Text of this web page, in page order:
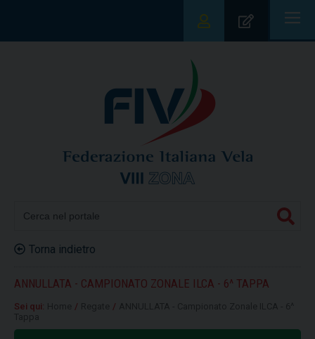
|||
Torna indietro
ANNULLATA - CAMPIONATO ZONALE ILCA - 6^ TAPPA
Sei qui: / /